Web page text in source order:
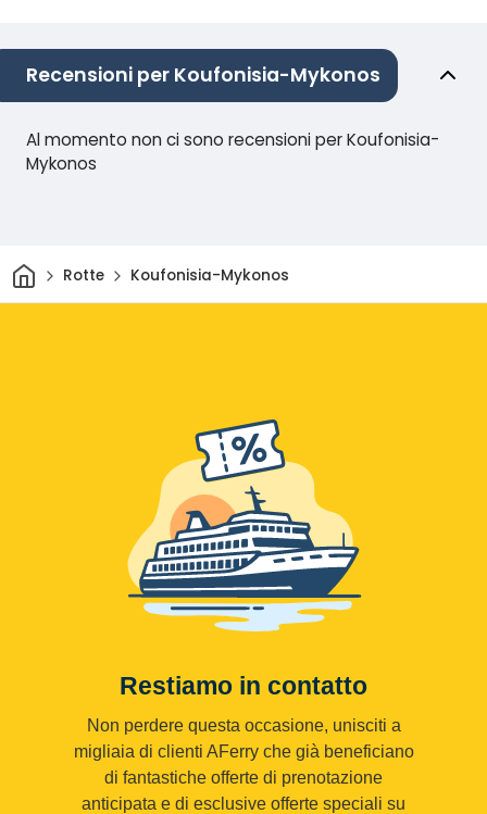
Recensioni per Koufonisia-Mykonos
Al momento non ci sono recensioni per Koufonisia-
Mykonos
CasaRotte Koufonisia-Mykonos
Restiamo in contatto
Non perdere questa occasione, unisciti a
migliaia di clienti AFerry che già beneficiano
di fantastiche offerte di prenotazione
anticipata e di esclusive offerte speciali su